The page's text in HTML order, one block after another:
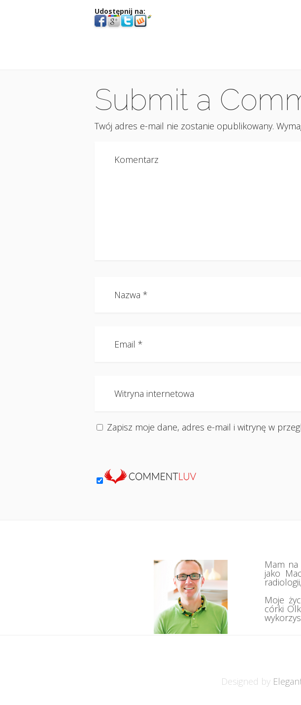
Udostępnij na:
Submit a
Twój adres e-mail nie zostanie opublikowany.
Zapisz moje dane, adres e-mail i witrynę w
Mam na
jako
Moje
córki
Designed by